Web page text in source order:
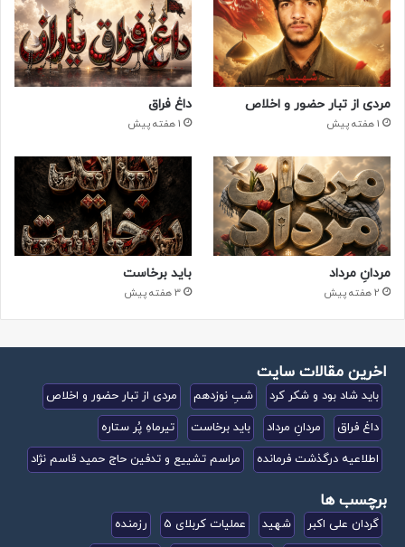
مردی از تبار حضور و اخلاص
1 هفته پیش
داغ فراق
1 هفته پیش
مردانِ مرداد
2 هفته پیش
باید برخاست
3 هفته پیش
اخرین مقالات سایت
باید شاد بود و شکر کرد شبِ نوزدهم
مردی از تبار حضور و اخلاص
داغ فراق
مردانِ مرداد باید برخاست
تیرماهِ پُر ستاره
اطلاعیه درگذشت فرمانده
مراسم تشییع و تدفین حاج حمید قاسم نژاد
برچسب ها
گردان علی اکبر شهید عملیات کربلای 5 رزمنده